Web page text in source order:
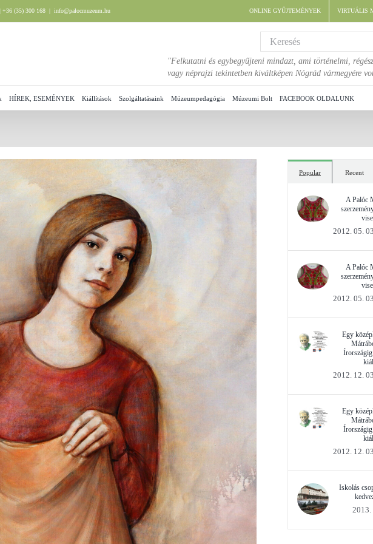
+36 (35) 300 168 | info@palocmuzeum.hu ONLINE GYŰJTEMÉNYEK VIRTUÁLIS
"Felkutatni és egybegyűjteni mindazt, ami történelmi,
vagy néprajzi tekintetben kiváltképen Nógrád vármegyére
HÍREK, ESEMÉNYEK Kiállítások Szolgáltatásaink Múzeumpedagógia Múzeumi Bolt FACEBOOK OLDALUNK
Popular Recent
A Palóc
2012. 05.
A Palóc
2012. 05.
Egy
2012. 12.
Egy
2012. 12.
Iskolás
2013.